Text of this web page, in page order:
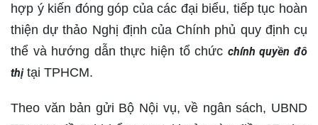
hợp ý kiến đóng góp của các đại biểu, tiếp tục hoàn
thiện dự thảo Nghị định của Chính phủ quy định cụ
thể và hướng dẫn thực hiện tổ chức chính quyền đô
thịtại TPHCM.
Theo văn bản gửi Bộ Nội vụ, về ngân sách, UBND